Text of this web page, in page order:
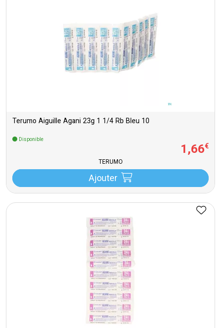
Terumo Aiguille Agani 23g 1 1/4 Rb Bleu 10
Disponible
1,66€
TERUMO
Ajouter